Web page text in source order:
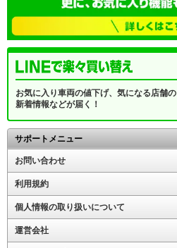
お気に入り車両の値下げ、気になる店舗の
新着情報などが届く！
サポートメニュー
お問い合わせ
利用規約
個人情報の取り扱いについて
運営会社